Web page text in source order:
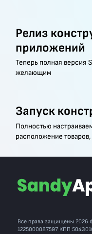
Релиз
приложений
Теперь полная версия
желающим
Запуск
Полностью
расположение
Все права защищены
1225000087597 КПП